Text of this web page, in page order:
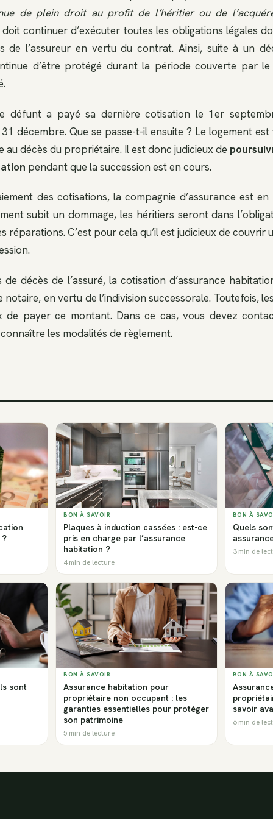
de plein droit au profit de l’héritier ou de
continuer d’exécuter toutes les obligations légales
de l’assureur en vertu du contrat. Ainsi, suite à un
d’être protégé durant la période couverte par
défunt a payé sa dernière cotisation le 1er
31 décembre. Que se passe-t-il ensuite ? Le logement
au décès du propriétaire. Il est donc judicieux de
pendant que la succession est en cours.
des cotisations, la compagnie d’assurance est
subit un dommage, les héritiers seront dans
réparations. C’est pour cela qu’il est judicieux de
décès de l’assuré, la cotisation d’assurance
en vertu de l’indivision successorale. Toutefois,
de payer ce montant. Dans ce cas, vous devez
les modalités de règlement.
?
BON À SAVOIR
Plaques à induction cassées : est-ce
pris en charge par l’assurance
habitation ?
4 min de lecture
BON À
Quels
3 min de
sont
BON À SAVOIR
Assurance habitation pour
propriétaire non occupant : les
garanties essentielles pour protéger
son patrimoine
5 min de lecture
BON À
savoir
6 min de